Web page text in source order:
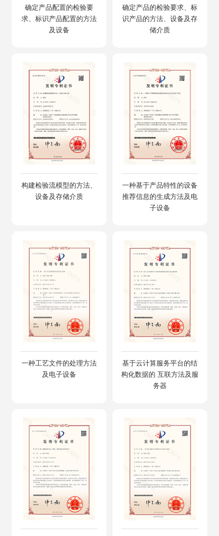
确定产品配置的检验要
求、标识产品配置的方法
及设备
确定产品的检验要求、标
识产品的方法、设备及存
储介质
构建检验流模型的方法、
设备及存储介质
一种基于产品特性的设备
推荐信息的生成方法及电
子设备
一种工艺文件的处理方法
及电子设备
基于云计算服务平台的结
构化数据的 互联方法及服
务器